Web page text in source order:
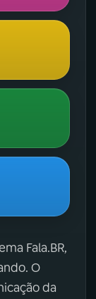
Fala.BR,
O
da